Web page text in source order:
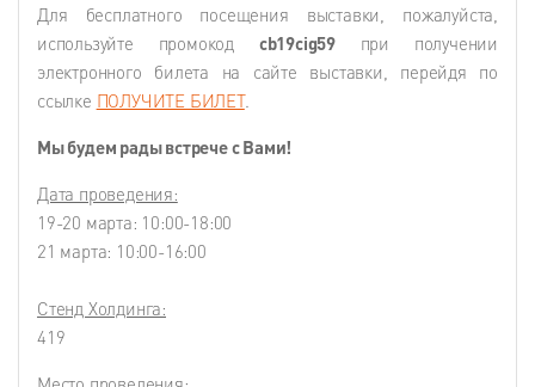
Для бесплатного посещения выставки, пожалуйста,
используйте промокод cb19cig59при получении
электронного билета на сайте выставки, перейдя по
ссылке ПОЛУЧИТЕ БИЛЕТ.
Мы будем рады встрече с Вами!
Дата проведения:
19-20 марта: 10:00-18:00
21 марта: 10:00-16:00
Стенд Холдинга:
419